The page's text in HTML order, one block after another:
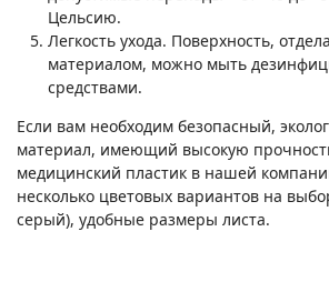
Цельсию.
Легкость ухода. Поверхность,
материалом, можно мыть
средствами.
Если вам необходим безопасный,
материал, имеющий высокую
медицинский пластик в нашей
несколько цветовых вариантов на
серый), удобные размеры листа.